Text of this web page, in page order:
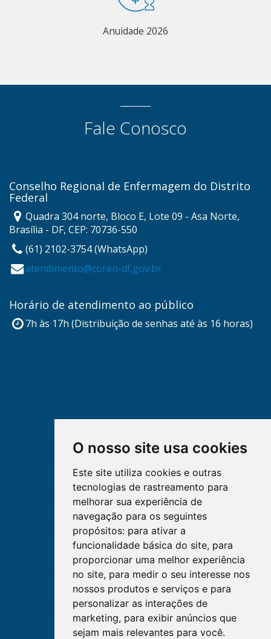
O nosso site usa cookies
Este site utiliza cookies e outras
tecnologias de rastreamento para
melhorar sua experiência de
navegação para os seguintes
propósitos: para ativar a
funcionalidade básica do site, para
proporcionar uma melhor experiência
no site, para medir o seu interesse nos
nossos produtos e serviços e para
personalizar as interações de
marketing, para exibir anúncios que
sejam mais relevantes para você.
Anuidade 2026
Fale Conosco
Conselho Regional de Enfermagem do Distrito
Federal
Quadra 304 norte, Bloco E, Lote 09 - Asa Norte,
Brasília - DF, CEP: 70736-550
(61) 2102-3754 (WhatsApp)
atendimento@coren-df.gov.br
Horário de atendimento ao público
7h às 17h (Distribuição de senhas até às 16 horas)